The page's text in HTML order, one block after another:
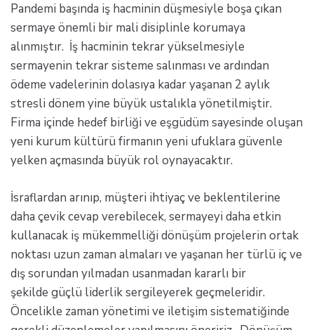
Pandemi başında iş hacminin düşmesiyle boşa çıkan
sermaye önemli bir mali disiplinle korumaya
alınmıştır. İş hacminin tekrar yükselmesiyle
sermayenin tekrar sisteme salınması ve ardından
ödeme vadelerinin dolasıya kadar yaşanan 2 aylık
stresli dönem yine büyük ustalıkla yönetilmiştir.
Firma içinde hedef birliği ve eşgüdüm sayesinde oluşan
yeni kurum kültürü firmanın yeni ufuklara güvenle
yelken açmasında büyük rol oynayacaktır.
İsraflardan arınıp, müşteri ihtiyaç ve beklentilerine
daha çevik cevap verebilecek, sermayeyi daha etkin
kullanacak iş mükemmelliği dönüşüm projelerin ortak
noktası uzun zaman almaları ve yaşanan her türlü iç ve
dış sorundan yılmadan usanmadan kararlı bir
şekilde güçlü liderlik sergileyerek geçmeleridir.
Öncelikle zaman yönetimi ve iletişim sistematiğinde